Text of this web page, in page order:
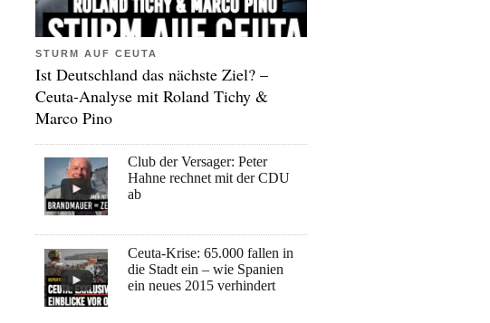
STURM AUF CEUTA
Ist Deutschland das nächste Ziel? –
Ceuta-Analyse mit Roland Tichy &
Marco Pino
Club der Versager: Peter
Hahne rechnet mit der CDU
ab
Ceuta-Krise: 65.000 fallen in
die Stadt ein – wie Spanien
ein neues 2015 verhindert